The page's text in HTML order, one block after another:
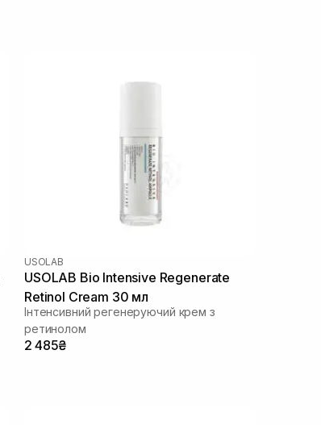
USOLAB
USOLAB Bio Intensive Regenerate
Retinol Cream 30 мл
Інтенсивний регенеруючий крем з
ретинолом
2 485₴